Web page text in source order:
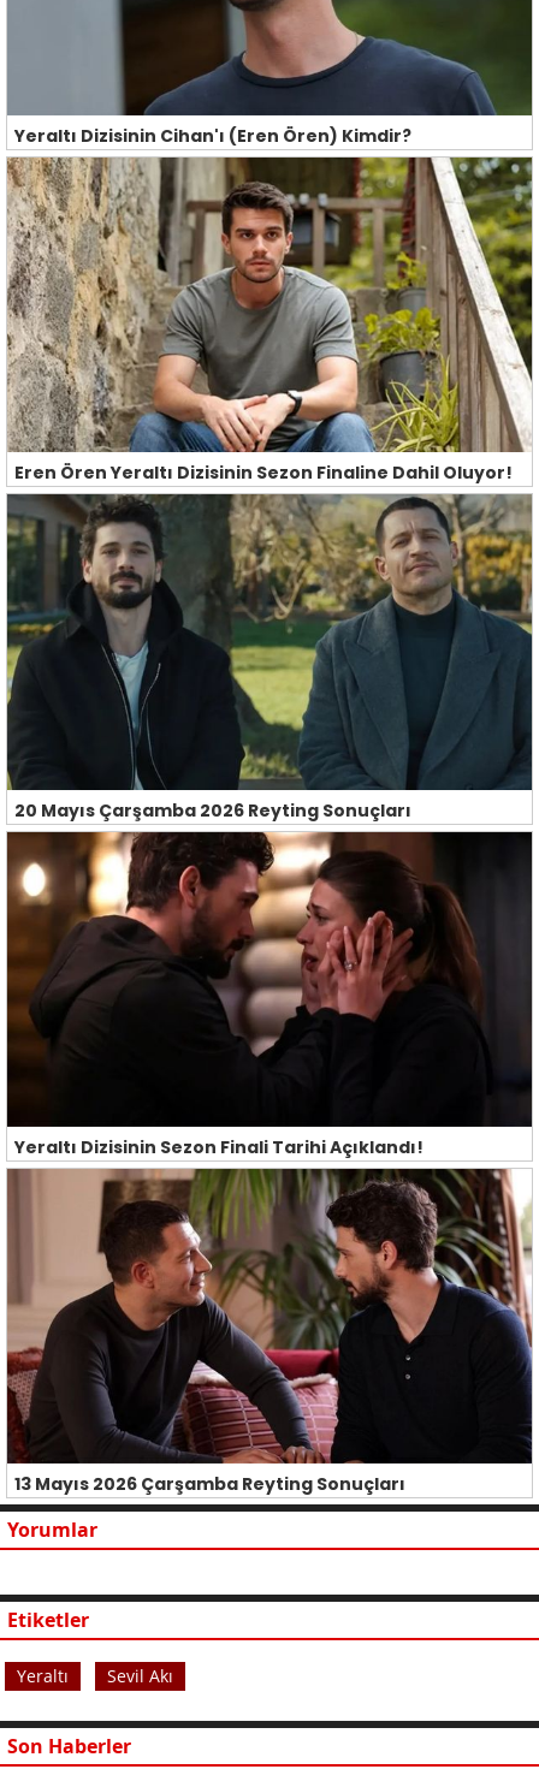
Yeraltı Dizisinin Cihan'ı (Eren Ören) Kimdir?
Eren Ören Yeraltı Dizisinin Sezon Finaline Dahil Oluyor!
20 Mayıs Çarşamba 2026 Reyting Sonuçları
Yeraltı Dizisinin Sezon Finali Tarihi Açıklandı!
13 Mayıs 2026 Çarşamba Reyting Sonuçları
Yorumlar
Etiketler
Yeraltı Sevil Akı
Son Haberler